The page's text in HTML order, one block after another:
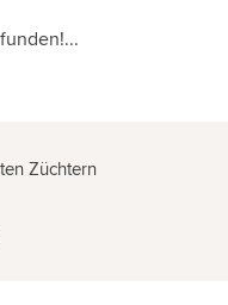
Züchtern